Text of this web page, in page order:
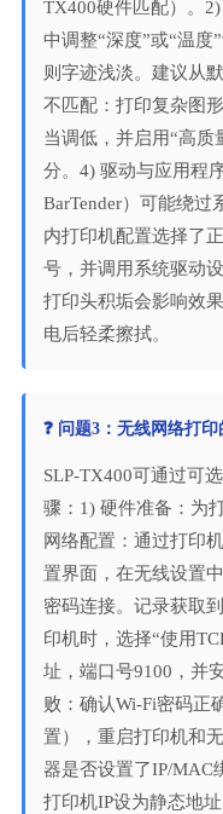
TX400硬件匹配）。
中调整“深度”或“温度
则字迹浅淡。建议从
不匹配：打印复杂图
当调低，并启用“高质
分。4) 驱动与应用程
BarTender）可能绕
内打印机配置选择了
号，并调用系统驱动
打印头积垢会影响效
电后轻柔擦拭。
❓ 问题3：无线网络打
SLP-TX400可通过可
骤：1) 硬件准备：为
网络配置：通过打印
置界面，在无线设置
密码连接。记录获取
印机时，选择“使用
址，端口号9100，并
败：确认Wi-Fi密码正
置），重启打印机和
器是否设置了IP/MAC
打印机IP设为静态地